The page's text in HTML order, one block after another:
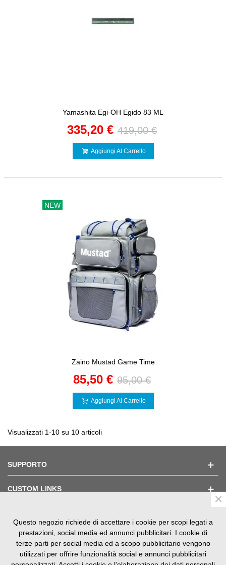
Yamashita Egi-OH Egido 83 ML
335,20 € 419,00 €
Aggiungi Al Carrello
NEW
Zaino Mustad Game Time
85,50 € 95,00 €
Aggiungi Al Carrello
Visualizzati 1-10 su 10 articoli
SUPPORTO
CUSTOM LINKS
TESTIMONIAL
Questo negozio richiede di accettare i cookie per scopi legati a
prestazioni, social media ed annunci pubblicitari. I cookie di
terze parti per social media ed a scopo pubblicitario vengono
utilizzati per offrire funzionalità social e annunci pubblicitari
×